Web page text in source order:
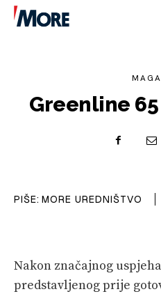
SPIZA
Greenline
PIŠE: MORE UREDNIŠTVO
Nakon značajnog
predstavljenog prije